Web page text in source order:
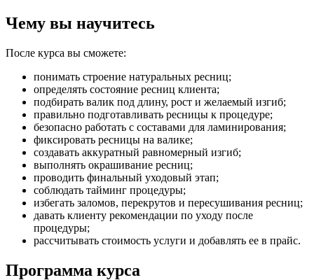
Чему вы научитесь
После курса вы сможете:
понимать строение натуральных ресниц;
определять состояние ресниц клиента;
подбирать валик под длину, рост и желаемый изгиб;
правильно подготавливать ресницы к процедуре;
безопасно работать с составами для ламинирования;
фиксировать ресницы на валике;
создавать аккуратный равномерный изгиб;
выполнять окрашивание ресниц;
проводить финальный уходовый этап;
соблюдать тайминг процедуры;
избегать заломов, перекрутов и пересушивания ресниц;
давать клиенту рекомендации по уходу после
процедуры;
рассчитывать стоимость услуги и добавлять ее в прайс.
Программа курса